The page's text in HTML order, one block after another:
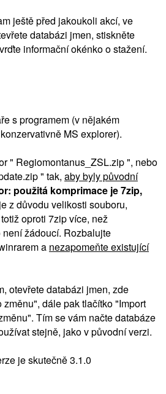
ještě před jakoukoli akcí, ve
databázi jmen, stiskněte
informační okénko o stažení.
s programem (v nějakém
MS explorer).
" Regiomontanus_ZSL.zip ", nebo
" tak, aby byly původní
použitá komprimace je 7zip,
z důvodu velikosti souboru,
oproti 7zip více, než
žádoucí. Rozbalujte
a nezapomeňte existující
otevřete databázi jmen, zde
dále pak tlačítko "Import
Tím se vám načte databáze
stejně, jako v původní verzi.
je skutečně 3.1.0